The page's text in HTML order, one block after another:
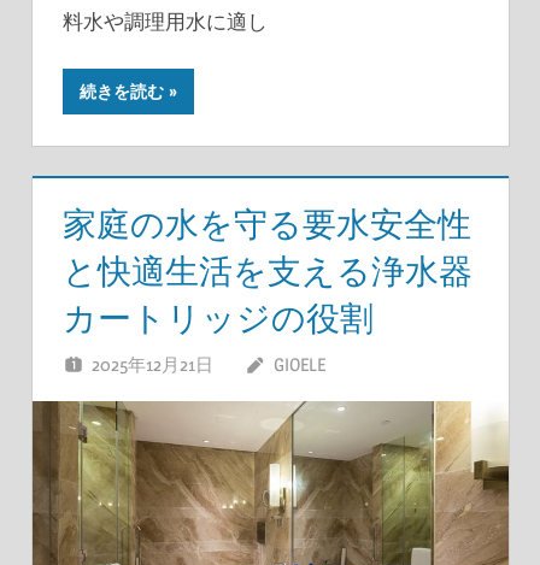
料水や調理用水に適し
続きを読む
家庭の水を守る要水安全性
と快適生活を支える浄水器
カートリッジの役割
2025年12月21日 GIOELE